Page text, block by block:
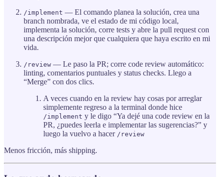
/implement — El comando planea la solución, crea una
branch nombrada, ve el estado de mi código local,
implementa la solución, corre tests y abre la pull request con
una descripción mejor que cualquiera que haya escrito en mi
vida.
/review — Le paso la PR; corre code review automático:
linting, comentarios puntuales y status checks. Llego a
“Merge” con dos clics.
A veces cuando en la review hay cosas por arreglar
simplemente regreso a la terminal donde hice
/implement y le digo “Ya dejé una code review en la
PR, ¿puedes leerla e implementar las sugerencias?” y
luego la vuelvo a hacer /review
Menos fricción, más shipping.